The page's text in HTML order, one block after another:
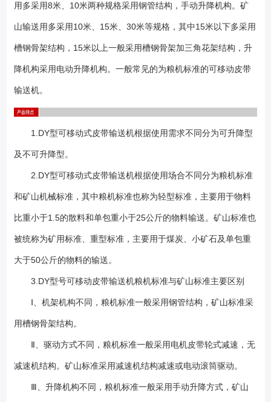
架：是整机的主体，系由钢管焊接成的等断面衔架结构。机长在10米以下
者，为单节机架，机长10米及10米以上者，机架分成前后两节，以螺栓联
尾部。 3、 托 辊：用于支承输送带和带上物料，使其稳定运行。它
有上托辊和下托辊两种，上托辊又分槽形和平形。槽形上托辊用于输送散
毫米的槽形上托辊由两个辊子呈V形布置。辊子与水平线成20°交角，带宽
500及650毫米的槽形上托辊由三个辊子呈 形布置。侧辊与水平线成30°
紧。 5、 输 送 带：起传递牵引力及承载物料的作用。采用三层棉芯织
物的普通橡胶运输带。上胶厚3毫米。下胶厚1.5毫米。 6、 升降装
改变前、后支架间的夹角，使整机升降。仅可升降型有此部份。 7、
行走结构：有行轮与尾轮两部份。可升降型的行轮采用6.50-16型充气轮
转动，机长7米以及7米以下采用铁轮。机长10米及15米采用充气轮胎可升
降型亦可配用不转向的行轮组。 1、 DY系列可移动皮带输送机常用机
B=650mm）三个规格，该系列还有DY80（带宽 B=800mm）、
DY100（带宽B=1000mm）等规格； 2、订购可移动输送机产品请注
送机分为可升降型及不可升降型两大类，即：可移动不带升降式皮带输送
机和可移动升降式皮带输送机两种类型。有5米、8米、10米、12米、15
用多采用8米、10米两种规格采用钢管结构，手动升降机构。矿
山输送用多采用10米、15米、30米等规格，其中15米以下多采用
槽钢骨架结构，15米以上一般采用槽钢骨架加三角花架结构，升
降机构采用电动升降机构。一般常见的为粮机标准的可移动皮带
输送机。
1.DY型可移动式皮带输送机根据使用需求不同分为可升降型
及不可升降型。
2.DY型可移动式皮带输送机根据使用场合不同分为粮机标准
和矿山机械标准，其中粮机标准也称为轻型标准，主要用于物料
比重小于1.5的散料和单包重小于25公斤的物料输送。矿山标准也
被统称为矿用标准、重型标准，主要用于煤炭、小矿石及单包重
大于50公斤的物料的输送。
3.DY型号可移动皮带输送机粮机标准与矿山标准主要区别
Ⅰ、机架机构不同，粮机标准一般采用钢管结构，矿山标准采
用槽钢骨架结构。
Ⅱ、驱动方式不同，粮机标准一般采用电机皮带轮式减速，无
减速机结构。矿山标准采用减速机结构减速或电动滚筒驱动。
Ⅲ、升降机构不同，粮机标准一般采用手动升降方式，矿山